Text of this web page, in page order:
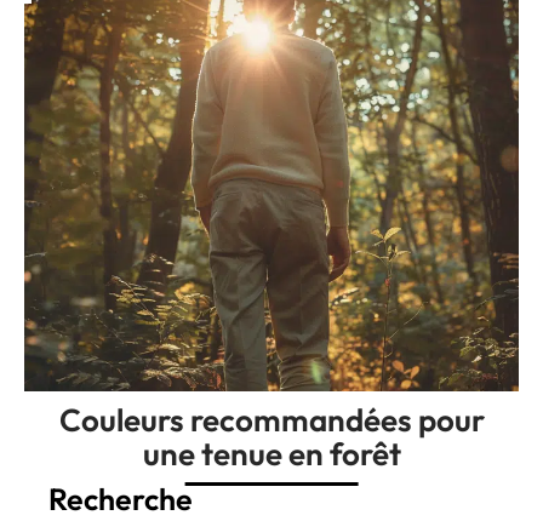
Couleurs recommandées pour
une tenue en forêt
Recherche